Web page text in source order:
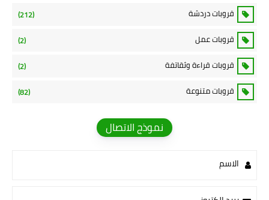
قروبات دردشة (212)
قروبات عمل (2)
قروبات قراءة وثقاتفة (2)
قروبات متنوعة (82)
نموذج الاتصال
الاسم